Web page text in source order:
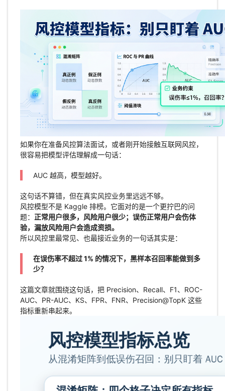
如果你在准备风控算法面试，或者刚开始接触互联网风控，
很容易把模型评估理解成一句话：
AUC 越高，模型越好。
这句话不算错，但在真实风控业务里远远不够。
风控模型不是 Kaggle 排榜。它面对的是一个更拧巴的问
题： 正常用户很多，风险用户很少；误伤正常用户会伤体
验，漏放风险用户会造成资损。
所以风控里最常见、也最接近业务的一句话其实是：
在误伤率不超过 1% 的情况下，黑样本召回率能做到多
少？
这篇文章就围绕这句话，把 Precision、Recall、F1、ROC-
AUC、PR-AUC、KS、FPR、FNR、Precision@TopK 这些
指标重新串起来。